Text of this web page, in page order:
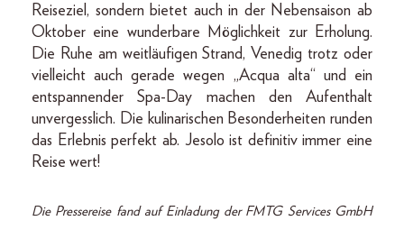
Reiseziel, sondern bietet auch in der Nebensaison ab
Oktober eine wunderbare Möglichkeit zur Erholung.
Die Ruhe am weitläufigen Strand, Venedig trotz oder
vielleicht auch gerade wegen „Acqua alta“ und ein
entspannender Spa-Day machen den Aufenthalt
unvergesslich. Die kulinarischen Besonderheiten runden
das Erlebnis perfekt ab. Jesolo ist definitiv immer eine
Reise wert!
Die Pressereise fand auf Einladung der FMTG Services GmbH